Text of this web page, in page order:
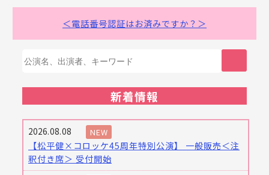
＜電話番号認証はお済みですか？＞
新着情報